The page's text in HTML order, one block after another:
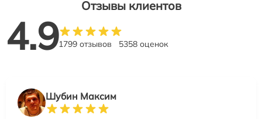
Отзывы клиентов
4.91799 отзывов 5358 оценок
Шубин Максим